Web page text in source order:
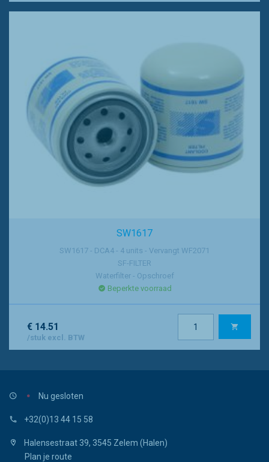
SW1617
SW1617 - DCA4 - 4 units - Vervangt WF2071
SF-FILTER
Waterfilter - Opschroef
Beperkte voorraad
€ 14.51
/stuk excl. BTW
Nu gesloten
+32(0)13 44 15 58
Halensestraat 39, 3545 Zelem (Halen)
Plan je route